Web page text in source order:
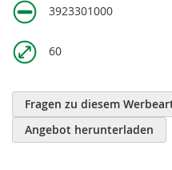
3923301000
60
Fragen zu diesem
Angebot herunterladen